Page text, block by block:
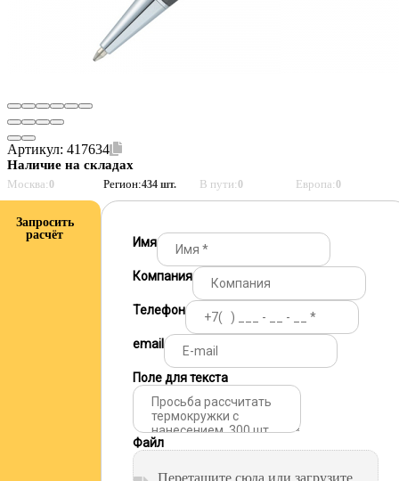
Артикул: 417634
Наличие на складах
Москва:0 Регион:434 шт. В пути:0 Европа:0
Запросить
расчёт
Имя
Компания
Телефон
email
Поле для текста
Файл
Перетащите сюда или загрузите